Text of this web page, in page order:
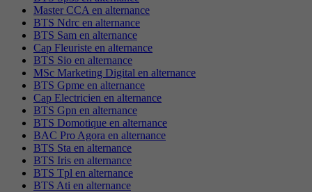
Master CCA en alternance
BTS Ndrc en alternance
BTS Sam en alternance
Cap Fleuriste en alternance
BTS Sio en alternance
MSc Marketing Digital en alternance
BTS Gpme en alternance
Cap Electricien en alternance
BTS Gpn en alternance
BTS Domotique en alternance
BAC Pro Agora en alternance
BTS Sta en alternance
BTS Iris en alternance
BTS Tpl en alternance
BTS Ati en alternance